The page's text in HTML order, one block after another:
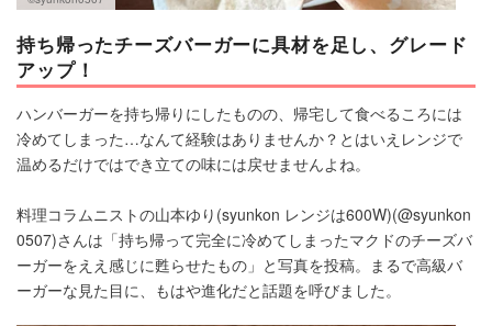
持ち帰ったチーズバーガーに具材を足し、グレード
アップ！
ハンバーガーを持ち帰りにしたものの、帰宅して食べるころには
冷めてしまった…なんて経験はありませんか？とはいえレンジで
温めるだけではでき立ての味には戻せませんよね。
料理コラムニストの山本ゆり(syunkon レンジは600W)(@syunkon
0507)さんは「持ち帰って完全に冷めてしまったマクドのチーズバ
ーガーをええ感じに甦らせたもの」と写真を投稿。まるで高級バ
ーガーな見た目に、もはや進化だと話題を呼びました。